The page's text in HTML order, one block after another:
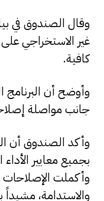
غير الاستخراجي
كافية.
وأوضح أن البرنامج
جانب مواصلة
وأكد الصندوق أن
وأكملت الإصلاحات
والاستدامة، مشيداً